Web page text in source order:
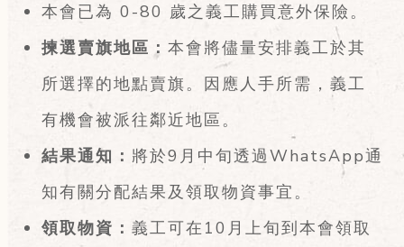
本會已為 0-80 歲之義工購買意外保險。
揀選賣旗地區： 本會將儘量安排義工於其
所選擇的地點賣旗。因應人手所需，義工
有機會被派往鄰近地區。
結果通知： 將於9月中旬透過WhatsApp通
知有關分配結果及領取物資事宜。
領取物資： 義工可在10月上旬到本會領取